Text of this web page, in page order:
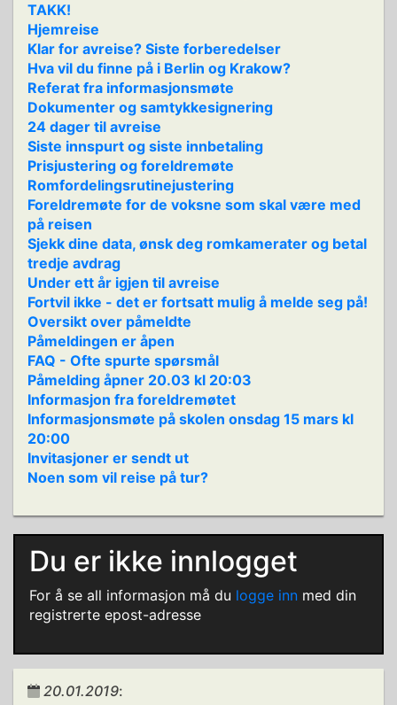
TAKK!
Hjemreise
Klar for avreise? Siste forberedelser
Hva vil du finne på i Berlin og Krakow?
Referat fra informasjonsmøte
Dokumenter og samtykkesignering
24 dager til avreise
Siste innspurt og siste innbetaling
Prisjustering og foreldremøte
Romfordelingsrutinejustering
Foreldremøte for de voksne som skal være med
på reisen
Sjekk dine data, ønsk deg romkamerater og betal
tredje avdrag
Under ett år igjen til avreise
Fortvil ikke - det er fortsatt mulig å melde seg på!
Oversikt over påmeldte
Påmeldingen er åpen
FAQ - Ofte spurte spørsmål
Påmelding åpner 20.03 kl 20:03
Informasjon fra foreldremøtet
Informasjonsmøte på skolen onsdag 15 mars kl
20:00
Invitasjoner er sendt ut
Noen som vil reise på tur?
Du er ikke innlogget
For å se all informasjon må du logge inn med din
registrerte epost-adresse
20.01.2019: